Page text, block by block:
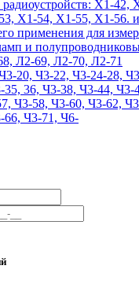
радиоустройств: Х1-
Х1-54, Х1-55, Х1-56. и
применения для
и
Л2-69, Л2-70, Л2-71
20, Ч3-22, Ч3-24-28,
36, Ч3-38, Ч3-44, Ч3-
Ч3-58, Ч3-60, Ч3-62,
66, Ч3-71, Ч6-